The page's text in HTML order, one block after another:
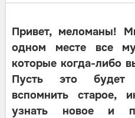
Привет, меломаны!
одном месте все
которые когда-либо
Пусть это будет
вспомнить старое,
узнать новое и